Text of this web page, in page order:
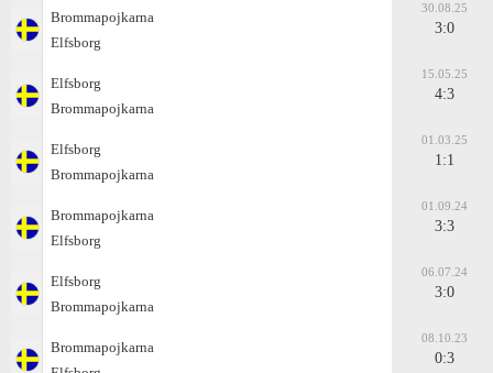
Brommapojkarna
Elfsborg
30.08.25
3:0
Elfsborg
Brommapojkarna
15.05.25
4:3
Elfsborg
Brommapojkarna
01.03.25
1:1
Brommapojkarna
Elfsborg
01.09.24
3:3
Elfsborg
Brommapojkarna
06.07.24
3:0
Brommapojkarna
08.10.23
0:3